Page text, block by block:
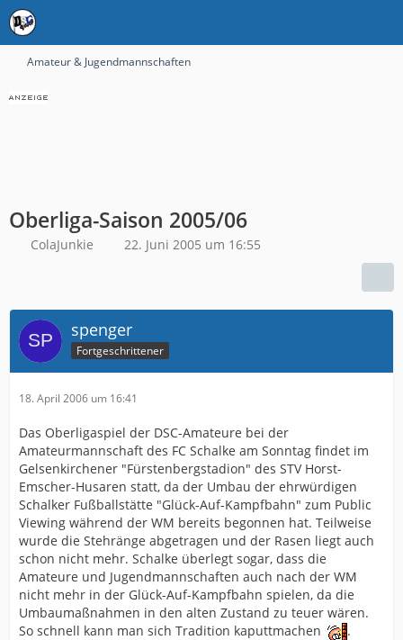
Amateur & Jugendmannschaften
Oberliga-Saison 2005/06
ColaJunkie 22. Juni 2005 um 16:55
spenger
Fortgeschrittener
18. April 2006 um 16:41
Das Oberligaspiel der DSC-Amateure bei der
Amateurmannschaft des FC Schalke am Sonntag findet im
Gelsenkirchener "Fürstenbergstadion" des STV Horst-
Emscher-Husaren statt, da der Umbau der ehrwürdigen
Schalker Fußballstätte "Glück-Auf-Kampfbahn" zum Public
Viewing während der WM bereits begonnen hat. Teilweise
wurde die Stehränge abgetragen und der Rasen liegt auch
schon nicht mehr. Schalke überlegt sogar, dass die
Amateure und Jugendmannschaften auch nach der WM
nicht mehr in der Glück-Auf-Kampfbahn spielen, da die
Umbaumaßnahmen in den alten Zustand zu teuer wären.
So schnell kann man sich Tradition kaputtmachen
.